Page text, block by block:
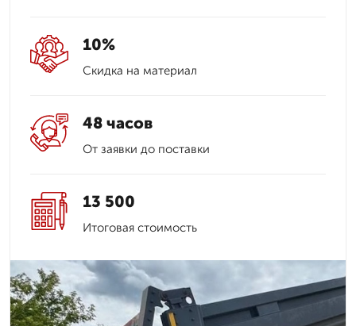
10%
Скидка на материал
48 часов
От заявки до поставки
13 500
Итоговая стоимость